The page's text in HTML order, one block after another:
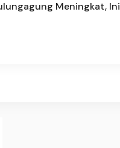
Meningkat, Ini